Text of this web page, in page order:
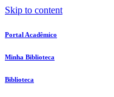
Skip to content
Portal Acadêmico
Minha Biblioteca
Biblioteca